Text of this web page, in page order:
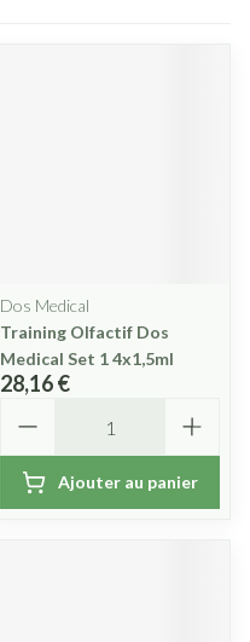
Dos Medical
Training Olfactif Dos
Medical Set 1 4x1,5ml
28,16 €
Ajouter au panier